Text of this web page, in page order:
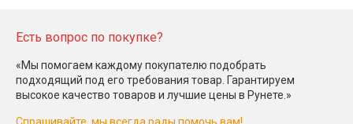
Есть вопрос по покупке?
«Мы помогаем каждому покупателю подобрать
подходящий под его требования товар. Гарантируем
высокое качество товаров и лучшие цены в Рунете.»
Спрашивайте, мы всегда рады помочь вам!